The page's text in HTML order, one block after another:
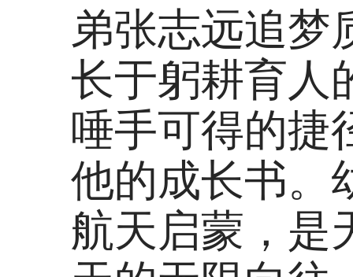
弟张志远追梦
长于躬耕育人
唾手可得的捷
他的成长书。
航天启蒙，是